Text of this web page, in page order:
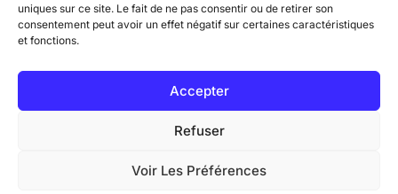
uniques sur ce site. Le fait de ne pas consentir ou de retirer son
consentement peut avoir un effet négatif sur certaines caractéristiques
et fonctions.
Accepter
Refuser
Voir Les Préférences